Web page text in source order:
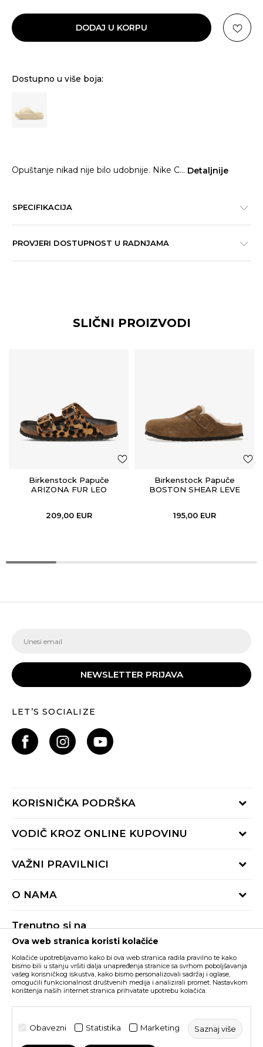
DODAJ U KORPU
Dostupno u više boja:
Opuštanje nikad nije bilo udobnije. Nike C... Detaljnije
SPECIFIKACIJA
PROVJERI DOSTUPNOST U RADNJAMA
SLIČNI PROIZVODI
Birkenstock Papuče
ARIZONA FUR LEO
209,00 EUR
Birkenstock Papuče
BOSTON SHEAR LEVE
195,00 EUR
NEWSLETTER PRIJAVA
LET’S SOCIALIZE
KORISNIČKA PODRŠKA
Provjeri status porudžbine
Radno vrijeme 9-16h
VODIČ KROZ ONLINE KUPOVINU
Načini isporuke
Reklamacije
VAŽNI PRAVILNICI
Pravila Sport&Bonus programa
O NAMA
BUZZ Shopovi
Postani dio BUZZ tima
Trenutno si na
Buzz Crna Gora PROMIJENI
Nastojimo da budemo što precizniji u opisu proizvoda, prikazu slika i samih
cijena, ali ne možemo garantovati da su sve informacije kompletne i bez
grešaka. Svi artikli prikazani na sajtu su dio naše ponude i ne podrazumijeva da
su dostupni u svakom trenutku. Raspoloživost robe možete provjeriti pozivom
©2026www.buzzsneakers.me, IzradaNB SOFT. Sva prava
Ova web stranica koristi kolačiće
Kolačiće upotrebljavamo kako bi ova web stranica radila pravilno te kako
bismo bili u stanju vršiti dalja unapređenja stranice sa svrhom poboljšavanja
vašeg korisničkog iskustva, kako bismo personalizovali sadržaj i oglase,
omogućili funkcionalnost društvenih medija i analizirali promet. Nastavkom
korištenja naših internet stranica prihvatate upotrebu kolačića.
Obavezni Statistika Marketing Saznaj više